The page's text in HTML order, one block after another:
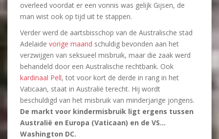
overleed voordat er een vonnis was gelijk Gijsen, de
man wist ook op tijd uit te stappen.
Verder werd de aartsbisschop van de Australische stad
Adelaide vorige maand schuldig bevonden aan het
verzwijgen van seksueel misbruik, maar die zaak werd
behandeld door een Australische rechtbank. Ook
kardinaal Pell, tot voor kort de derde in rang in het
Vaticaan, staat in Australië terecht. Hij wordt
beschuldigd van het misbruik van minderjarige jongens.
De markt voor kindermisbruik ligt ergens tussen
Australië en Europa (Vaticaan) en de VS…
Washington DC.